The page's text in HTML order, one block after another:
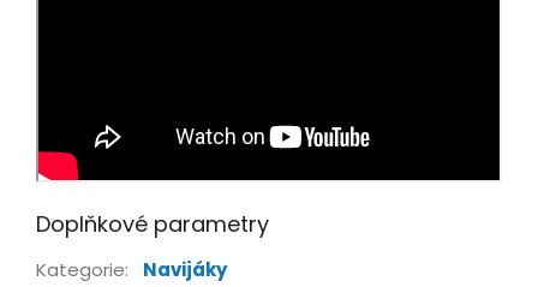
Doplňkové parametry
Kategorie:
Navijáky